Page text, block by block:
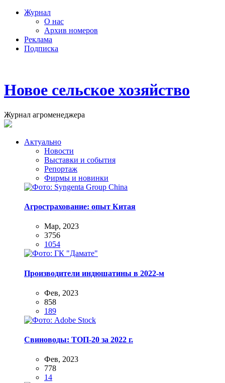
Журнал
О нас
Архив номеров
Реклама
Подписка
Новое сельское хозяйство
Журнал агроменеджера
Актуально
Новости
Выставки и события
Репортаж
Фирмы и новинки
Агрострахование: опыт Китая
Мар, 2023
3756
1054
Производители индюшатины в 2022-м
Фев, 2023
858
189
Свиноводы: ТОП-20 за 2022 г.
Фев, 2023
778
14